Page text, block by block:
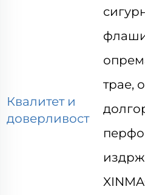
Квалитет и
доверливост
трае,